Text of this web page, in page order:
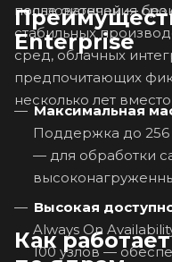
после окончания
пользователей —
стабильных
сред, облачных
предпочитающих
несколько лет
Enterprise
Максимальная
Поддержка до 256
— для обработки
Высокая
Always On
100 узлов —
Как